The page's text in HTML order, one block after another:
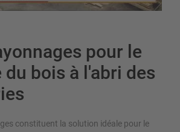
pour le
bois à l'abri des
constituent la solution idéale pour le